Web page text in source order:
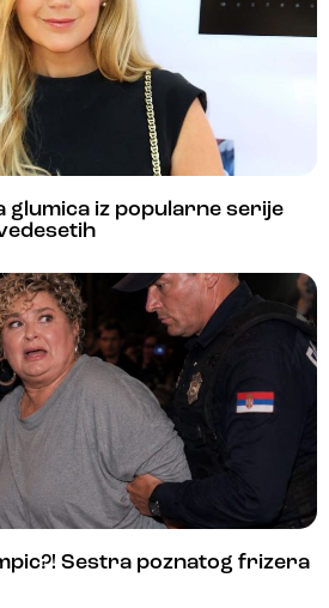
glumica iz popularne serije
Sestra poznatog frizera